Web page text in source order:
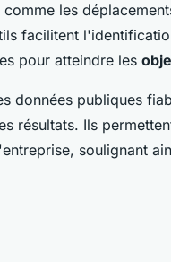
les
facilitent
pour atteindre les
données publiques
résultats. Ils
soulignant